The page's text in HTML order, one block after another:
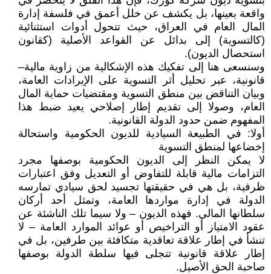
واقعة بعينها، بل يكشف عن خلل أعمق في فلسفة إدارة
المال العام في العراق، حيث تتحول أدوات استثنائية
(كالتسوية) إلى بدائل عن القواعد الأصلية (كقانون
استحصال الديون).
وسنسعى هنا إلى تفكيك هذه الإشكالية من زاوية مالية–
قانونية، عبر تحليل أثر التسوية على الإيرادات العامة،
وبيان التناقض بين منطق التسوية ومقتضيات حماية المال
العام، وصولا إلى تقديم إطار إصلاحي يعيد ضبط هذا
المفهوم ضمن حدود الدولة القانونية.
أولا: في الطبيعة السيادية للديون الحكومية واستحالة
إخضاعها لمنطق التسوية
لا يمكن النظر إلى الديون الحكومية بوصفها مجرد
التزامات مالية قابلة للتفاوض أو التعديل وفق اعتبارات
ظرفية، بل هي في حقيقتها تجسيد لحق سيادي تمارسه
الدولة في إدارة مواردها العامة، وتمثل أحد أركان
سلطانها المالي. فهذه الديون – ولا سيما تلك الناشئة عن
عقود الامتياز أو التراخيص أو عوائد الموارد العامة – لا
تنشأ في إطار علاقة تعاقدية متكافئة بين طرفين، بل في
إطار علاقة قانونية تتجلى فيها سلطة الدولة بوصفها
صاحبة الحق الأصيل.